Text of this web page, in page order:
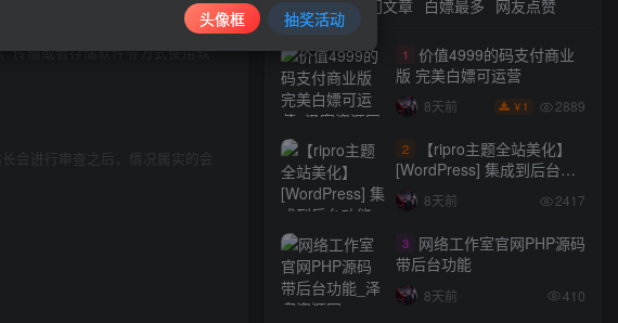
自网络，版权争议与本站无关。
正版服务。
传输或者存储软件等方式使用软
长会进行审查之后，情况属实的会
热门文章 白嫖最多 网友点赞
1
价值4999的码支付商业
版 完美白嫖可运营
8天前 ￥ 1 2889
2
【ripro主题全站美化】
[WordPress] 集成到后台功
能的全站美化包
WordPress…
8天前 2417
3
网络工作室官网PHP源码
带后台功能
8天前 410
头像框 抽奖活动